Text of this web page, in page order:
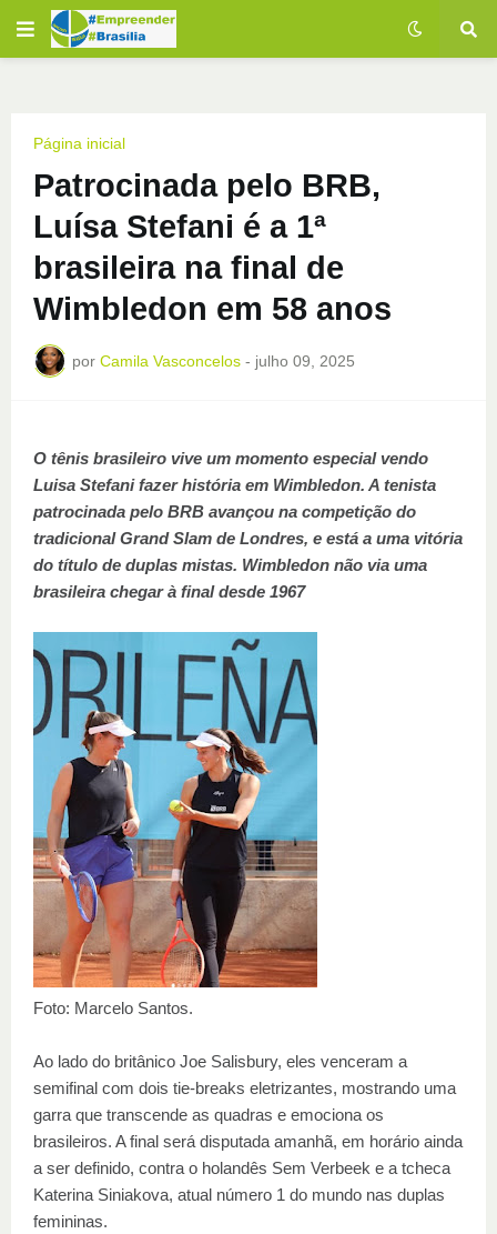
Página inicial
Patrocinada pelo BRB,
Luísa Stefani é a 1ª
brasileira na final de
Wimbledon em 58 anos
por Camila Vasconcelos - julho 09, 2025
O tênis brasileiro vive um momento especial vendo
Luisa Stefani fazer história em Wimbledon. A tenista
patrocinada pelo BRB avançou na competição do
tradicional Grand Slam de Londres, e está a uma vitória
do título de duplas mistas. Wimbledon não via uma
brasileira chegar à final desde 1967
Foto: Marcelo Santos.
Ao lado do britânico Joe Salisbury, eles venceram a
semifinal com dois tie-breaks eletrizantes, mostrando uma
garra que transcende as quadras e emociona os
brasileiros. A final será disputada amanhã, em horário ainda
a ser definido, contra o holandês Sem Verbeek e a tcheca
Katerina Siniakova, atual número 1 do mundo nas duplas
femininas.